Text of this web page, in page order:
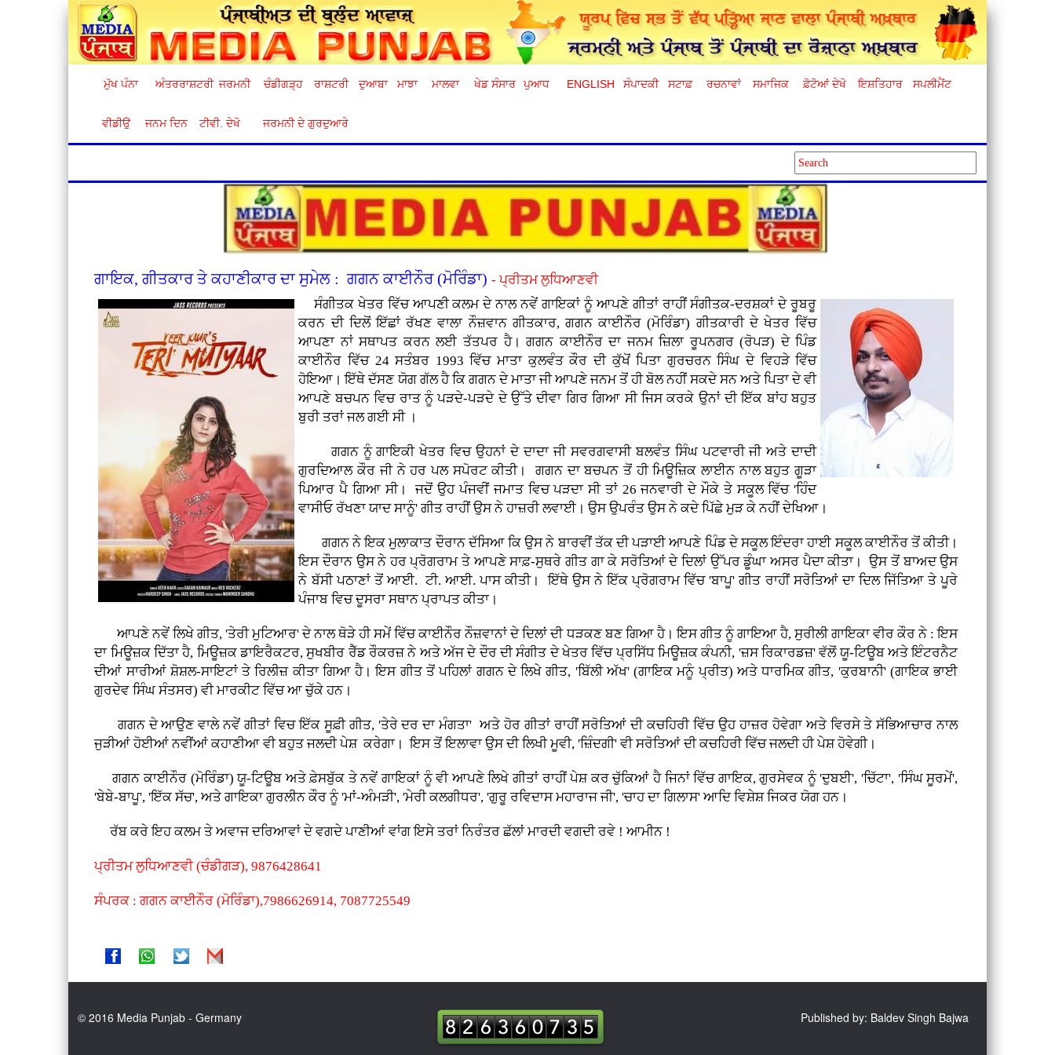
ਮੁੱਖ ਪੰਨਾ ਅੰਤਰਰਾਸ਼ਟਰੀ ਜਰਮਨੀ ਚੰਡੀਗੜ੍ਹ ਰਾਸ਼ਟਰੀ ਦੁਆਬਾ ਮਾਝਾ ਮਾਲਵਾ ਖੇਡ ਸੰਸਾਰ ਪੁਆਧ ENGLISH ਸੰਪਾਦਕੀ ਸਟਾਫ਼ ਰਚਨਾਵਾਂ ਸਮਾਜਿਕ ਫ਼ੋਟੋਆਂ ਦੇਖੋ ਇਸ਼ਤਿਹਾਰ ਸਪਲੀਮੈਂਟ
ਵੀਡੀਉ ਜਨਮ ਦਿਨ ਟੀਵੀ. ਦੇਖੋ ਜਰਮਨੀ ਦੇ ਗੁਰਦੁਆਰੇ
ਗਾਇਕ, ਗੀਤਕਾਰ ਤੇ ਕਹਾਣੀਕਾਰ ਦਾ ਸੁਮੇਲ : ਗਗਨ ਕਾਈਨੌਰ (ਮੋਰਿੰਡਾ)- ਪ੍ਰੀਤਮ ਲੁਧਿਆਣਵੀ
ਸੰਗੀਤਕ ਖੇਤਰ ਵਿੱਚ ਆਪਣੀ ਕਲਮ ਦੇ ਨਾਲ ਨਵੇਂ ਗਾਇਕਾਂ ਨੂੰ ਆਪਣੇ ਗੀਤਾਂ ਰਾਹੀਂ ਸੰਗੀਤਕ-ਦਰਸ਼ਕਾਂ ਦੇ ਰੂਬਰੂ
ਕਰਨ ਦੀ ਦਿਲੋਂ ਇੱਛਾਂ ਰੱਖਣ ਵਾਲਾ ਨੌਜ਼ਵਾਨ ਗੀਤਕਾਰ, ਗਗਨ ਕਾਈਨੌਰ (ਮੋਰਿੰਡਾ) ਗੀਤਕਾਰੀ ਦੇ ਖੇਤਰ ਵਿੱਚ
ਆਪਣਾ ਨਾਂ ਸਥਾਪਤ ਕਰਨ ਲਈ ਤੱਤਪਰ ਹੈ। ਗਗਨ ਕਾਈਨੌਰ ਦਾ ਜਨਮ ਜ਼ਿਲਾ ਰੂਪਨਗਰ (ਰੋਪੜ) ਦੇ ਪਿੰਡ
ਕਾਈਨੌਰ ਵਿੱਚ 24 ਸਤੰਬਰ 1993 ਵਿੱਚ ਮਾਤਾ ਕੁਲਵੰਤ ਕੌਰ ਦੀ ਕੁੱਖੋਂ ਪਿਤਾ ਗੁਰਚਰਨ ਸਿੰਘ ਦੇ ਵਿਹੜੇ ਵਿੱਚ
ਹੋਇਆ। ਇੱਥੇ ਦੱਸਣ ਯੋਗ ਗੱਲ ਹੈ ਕਿ ਗਗਨ ਦੇ ਮਾਤਾ ਜੀ ਆਪਣੇ ਜਨਮ ਤੋਂ ਹੀ ਬੋਲ ਨਹੀਂ ਸਕਦੇ ਸਨ ਅਤੇ ਪਿਤਾ ਦੇ ਵੀ
ਆਪਣੇ ਬਚਪਨ ਵਿਚ ਰਾਤ ਨੂੰ ਪੜਦੇ-ਪੜਦੇ ਦੇ ਉੱਤੇ ਦੀਵਾ ਗਿਰ ਗਿਆ ਸੀ ਜਿਸ ਕਰਕੇ ਉਨਾਂ ਦੀ ਇੱਕ ਬਾਂਹ ਬਹੁਤ
ਬੁਰੀ ਤਰਾਂ ਜਲ ਗਈ ਸੀ ।
ਗਗਨ ਨੂੰ ਗਾਇਕੀ ਖੇਤਰ ਵਿਚ ਉਹਨਾਂ ਦੇ ਦਾਦਾ ਜੀ ਸਵਰਗਵਾਸੀ ਬਲਵੰਤ ਸਿੰਘ ਪਟਵਾਰੀ ਜੀ ਅਤੇ ਦਾਦੀ
ਗੁਰਦਿਆਲ ਕੌਰ ਜੀ ਨੇ ਹਰ ਪਲ ਸਪੋਰਟ ਕੀਤੀ। ਗਗਨ ਦਾ ਬਚਪਨ ਤੋਂ ਹੀ ਮਿਊਜ਼ਿਕ ਲਾਈਨ ਨਾਲ ਬਹੁਤ ਗੂੜਾ
ਪਿਆਰ ਪੈ ਗਿਆ ਸੀ। ਜਦੋਂ ਉਹ ਪੰਜਵੀਂ ਜਮਾਤ ਵਿਚ ਪੜਦਾ ਸੀ ਤਾਂ 26 ਜਨਵਾਰੀ ਦੇ ਮੌਕੇ ਤੇ ਸਕੂਲ ਵਿੱਚ 'ਹਿੰਦ
ਵਾਸੀਓ ਰੱਖਣਾ ਯਾਦ ਸਾਨੂੰ' ਗੀਤ ਰਾਹੀਂ ਉਸ ਨੇ ਹਾਜ਼ਰੀ ਲਵਾਈ। ਉਸ ਉਪਰੰਤ ਉਸ ਨੇ ਕਦੇ ਪਿੱਛੇ ਮੁੜ ਕੇ ਨਹੀਂ ਦੇਖਿਆ।
ਗਗਨ ਨੇ ਇਕ ਮੁਲਾਕਾਤ ਦੌਰਾਨ ਦੱਸਿਆ ਕਿ ਉਸ ਨੇ ਬਾਰਵੀਂ ਤੱਕ ਦੀ ਪੜਾਈ ਆਪਣੇ ਪਿੰਡ ਦੇ ਸਕੂਲ ਇੰਦਰਾ ਹਾਈ ਸਕੂਲ ਕਾਈਨੌਰ ਤੋਂ ਕੀਤੀ।
ਇਸ ਦੌਰਾਨ ਉਸ ਨੇ ਹਰ ਪ੍ਰੋਗਰਾਮ ਤੇ ਆਪਣੇ ਸਾਫ਼-ਸੁਥਰੇ ਗੀਤ ਗਾ ਕੇ ਸਰੋਤਿਆਂ ਦੇ ਦਿਲਾਂ ਉੱਪਰ ਡੂੰਘਾ ਅਸਰ ਪੈਦਾ ਕੀਤਾ। ਉਸ ਤੋਂ ਬਾਅਦ ਉਸ
ਨੇ ਬੱਸੀ ਪਠਾਣਾਂ ਤੋਂ ਆਈ. ਟੀ. ਆਈ. ਪਾਸ ਕੀਤੀ। ਇੱਥੇ ਉਸ ਨੇ ਇੱਕ ਪ੍ਰੋਗਰਾਮ ਵਿੱਚ 'ਬਾਪੂ' ਗੀਤ ਰਾਹੀਂ ਸਰੋਤਿਆਂ ਦਾ ਦਿਲ ਜਿੱਤਿਆ ਤੇ ਪੂਰੇ
ਪੰਜਾਬ ਵਿਚ ਦੂਸਰਾ ਸਥਾਨ ਪ੍ਰਾਪਤ ਕੀਤਾ।
ਆਪਣੇ ਨਵੇਂ ਲਿਖੇ ਗੀਤ, 'ਤੇਰੀ ਮੁਟਿਆਰ' ਦੇ ਨਾਲ ਥੋੜੇ ਹੀ ਸਮੇਂ ਵਿੱਚ ਕਾਈਨੌਰ ਨੌਜ਼ਵਾਨਾਂ ਦੇ ਦਿਲਾਂ ਦੀ ਧੜਕਣ ਬਣ ਗਿਆ ਹੈ। ਇਸ ਗੀਤ ਨੂੰ ਗਾਇਆ ਹੈ, ਸੁਰੀਲੀ ਗਾਇਕਾ ਵੀਰ ਕੌਰ ਨੇ : ਇਸ
ਦਾ ਮਿਊਜ਼ਕ ਦਿੱਤਾ ਹੈ, ਮਿਊਜ਼ਕ ਡਾਇਰੈਕਟਰ, ਸੁਖਬੀਰ ਰੈੱਡ ਰੌਕਰਜ਼ ਨੇ ਅਤੇ ਅੱਜ ਦੇ ਦੌਰ ਦੀ ਸੰਗੀਤ ਦੇ ਖੇਤਰ ਵਿੱਚ ਪ੍ਰਸਿੱਧ ਮਿਊਜ਼ਕ ਕੰਪਨੀ, 'ਜ਼ਸ ਰਿਕਾਰਡਜ਼' ਵੱਲੋਂ ਯੂ-ਟਿਊਬ ਅਤੇ ਇੰਟਰਨੈਟ
ਦੀਆਂ ਸਾਰੀਆਂ ਸ਼ੋਸ਼ਲ-ਸਾਇਟਾਂ ਤੇ ਰਿਲੀਜ਼ ਕੀਤਾ ਗਿਆ ਹੈ। ਇਸ ਗੀਤ ਤੋਂ ਪਹਿਲਾਂ ਗਗਨ ਦੇ ਲਿਖੇ ਗੀਤ, 'ਬਿੱਲੀ ਅੱਖ' (ਗਾਇਕ ਮਨੂੰ ਪ੍ਰੀਤ) ਅਤੇ ਧਾਰਮਿਕ ਗੀਤ, 'ਕੁਰਬਾਨੀ' (ਗਾਇਕ ਭਾਈ
ਗੁਰਦੇਵ ਸਿੰਘ ਸੰਤਸਰ) ਵੀ ਮਾਰਕੀਟ ਵਿੱਚ ਆ ਚੁੱਕੇ ਹਨ।
ਗਗਨ ਦੇ ਆਉਣ ਵਾਲੇ ਨਵੇਂ ਗੀਤਾਂ ਵਿਚ ਇੱਕ ਸੂਫ਼ੀ ਗੀਤ, 'ਤੇਰੇ ਦਰ ਦਾ ਮੰਗਤਾ' ਅਤੇ ਹੋਰ ਗੀਤਾਂ ਰਾਹੀਂ ਸਰੋਤਿਆਂ ਦੀ ਕਚਹਿਰੀ ਵਿੱਚ ਉਹ ਹਾਜ਼ਰ ਹੋਵੇਗਾ ਅਤੇ ਵਿਰਸੇ ਤੇ ਸੱਭਿਆਚਾਰ ਨਾਲ
ਜੁੜੀਆਂ ਹੋਈਆਂ ਨਵੀਂਆਂ ਕਹਾਣੀਆ ਵੀ ਬਹੁਤ ਜਲਦੀ ਪੇਸ਼ ਕਰੇਗਾ। ਇਸ ਤੋਂ ਇਲਾਵਾ ਉਸ ਦੀ ਲਿਖੀ ਮੂਵੀ, 'ਜ਼ਿੰਦਗੀ' ਵੀ ਸਰੋਤਿਆਂ ਦੀ ਕਚਹਿਰੀ ਵਿੱਚ ਜਲਦੀ ਹੀ ਪੇਸ਼ ਹੋਵੇਗੀ।
ਗਗਨ ਕਾਈਨੌਰ (ਮੋਰਿੰਡਾ) ਯੂ-ਟਿਊਬ ਅਤੇ ਫ਼ੇਸਬੁੱਕ ਤੇ ਨਵੇਂ ਗਾਇਕਾਂ ਨੂੰ ਵੀ ਆਪਣੇ ਲਿਖੇ ਗੀਤਾਂ ਰਾਹੀਂ ਪੇਸ਼ ਕਰ ਚੁੱਕਿਆਂ ਹੈ ਜਿਨਾਂ ਵਿੱਚ ਗਾਇਕ, ਗੁਰਸੇਵਕ ਨੂੰ 'ਦੁਬਈ', 'ਚਿੱਟਾ', 'ਸਿੰਘ ਸੂਰਮੇਂ',
'ਬੇਬੇ-ਬਾਪੂ', 'ਇੱਕ ਸੱਚ', ਅਤੇ ਗਾਇਕਾ ਗੁਰਲੀਨ ਕੌਰ ਨੂੰ 'ਮਾਂ-ਅੰਮੜੀ', 'ਮੇਰੀ ਕਲਗੀਧਰ', 'ਗੁਰੂ ਰਵਿਦਾਸ ਮਹਾਰਾਜ ਜੀ', 'ਚਾਹ ਦਾ ਗਿਲਾਸ' ਆਦਿ ਵਿਸ਼ੇਸ਼ ਜਿਕਰ ਯੋਗ ਹਨ।
ਰੱਬ ਕਰੇ ਇਹ ਕਲਮ ਤੇ ਅਵਾਜ ਦਰਿਆਵਾਂ ਦੇ ਵਗਦੇ ਪਾਣੀਆਂ ਵਾਂਗ ਇਸੇ ਤਰਾਂ ਨਿਰੰਤਰ ਛੱਲਾਂ ਮਾਰਦੀ ਵਗਦੀ ਰਵੇ ! ਆਮੀਨ !
ਪ੍ਰੀਤਮ ਲੁਧਿਆਣਵੀ (ਚੰਡੀਗੜ), 9876428641
ਸੰਪਰਕ : ਗਗਨ ਕਾਈਨੌਰ (ਮੋਰਿੰਡਾ),7986626914, 7087725549
© 2016 Media Punjab - Germany Published by: Baldev Singh Bajwa